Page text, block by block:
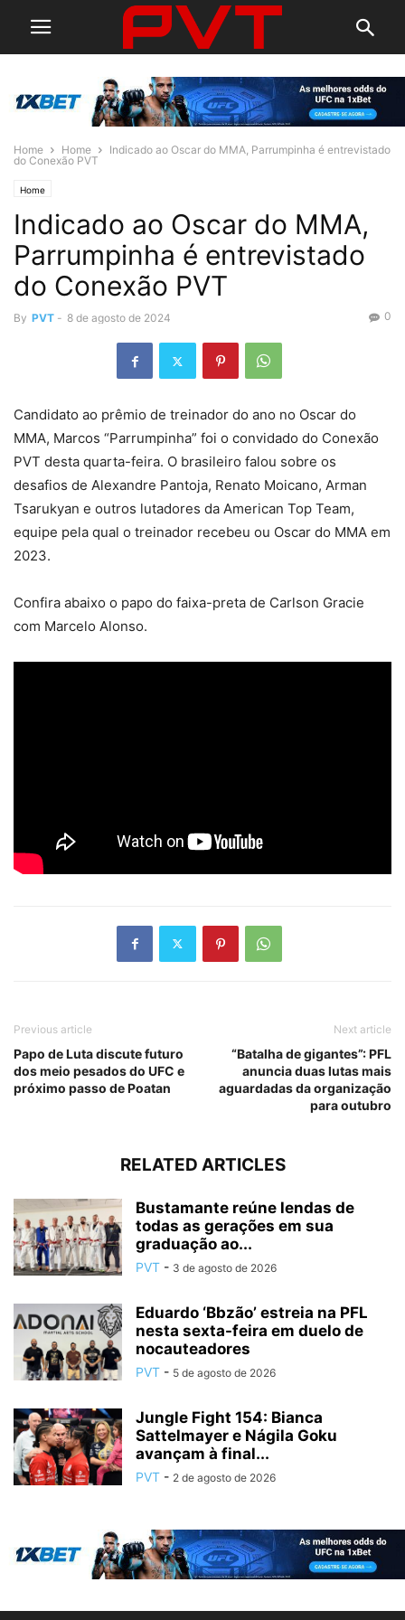
Home Home
Indicado ao Oscar do MMA, Parrumpinha é entrevistado
do Conexão PVT
Home
Indicado ao Oscar do MMA,
Parrumpinha é entrevistado
do Conexão PVT
By PVT - 8 de agosto de 2024 0
Candidato ao prêmio de treinador do ano no Oscar do
MMA, Marcos “Parrumpinha” foi o convidado do Conexão
PVT desta quarta-feira. O brasileiro falou sobre os
desafios de Alexandre Pantoja, Renato Moicano, Arman
Tsarukyan e outros lutadores da American Top Team,
equipe pela qual o treinador recebeu ou Oscar do MMA em
2023.
Confira abaixo o papo do faixa-preta de Carlson Gracie
com Marcelo Alonso.
Previous article
Papo de Luta discute futuro
dos meio pesados do UFC e
próximo passo de Poatan
Next article
“Batalha de gigantes”: PFL
anuncia duas lutas mais
aguardadas da organização
para outubro
RELATED ARTICLES
Bustamante reúne lendas de
todas as gerações em sua
graduação ao...
PVT - 3 de agosto de 2026
Eduardo ‘Bbzão’ estreia na PFL
nesta sexta-feira em duelo de
nocauteadores
PVT - 5 de agosto de 2026
Jungle Fight 154: Bianca
Sattelmayer e Nágila Goku
avançam à final...
PVT - 2 de agosto de 2026